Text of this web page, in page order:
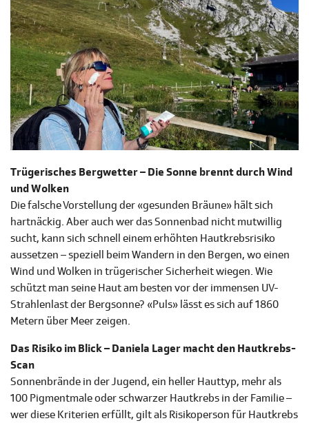
Trügerisches Bergwetter – Die Sonne brennt durch Wind
und Wolken
Die falsche Vorstellung der «gesunden Bräune» hält sich
hartnäckig. Aber auch wer das Sonnenbad nicht mutwillig
sucht, kann sich schnell einem erhöhten Hautkrebsrisiko
aussetzen – speziell beim Wandern in den Bergen, wo einen
Wind und Wolken in trügerischer Sicherheit wiegen. Wie
schützt man seine Haut am besten vor der immensen UV-
Strahlenlast der Bergsonne? «Puls» lässt es sich auf 1860
Metern über Meer zeigen.
Das Risiko im Blick – Daniela Lager macht den Hautkrebs-
Scan
Sonnenbrände in der Jugend, ein heller Hauttyp, mehr als
100 Pigmentmale oder schwarzer Hautkrebs in der Familie –
wer diese Kriterien erfüllt, gilt als Risikoperson für Hautkrebs